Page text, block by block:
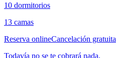
10 dormitorios
13 camas
Reserva onlineCancelación gratuita
Todavía no se te cobrará nada.